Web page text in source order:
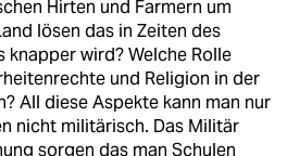
Hirten und Farmern um
lösen das in Zeiten des
knapper wird? Welche Rolle
und Religion in der
All diese Aspekte kann man nur
nicht militärisch. Das Militär
sorgen das man Schulen